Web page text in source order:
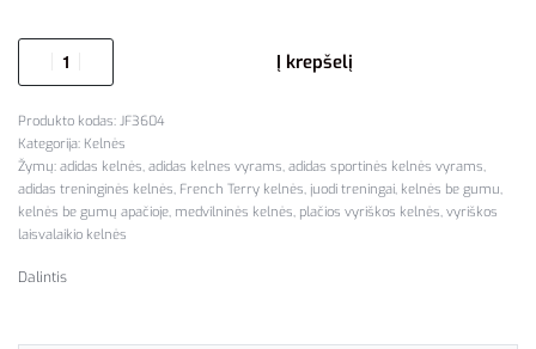
Į krepšelį
JF3604
Kategorija: Kelnės
Žymų: adidas kelnės, adidas kelnes vyrams, adidas sportinės kelnės vyrams,
adidas treninginės kelnės, French Terry kelnės, juodi treningai, kelnės be gumu,
kelnės be gumų apačioje, medvilninės kelnės, plačios vyriškos kelnės, vyriškos
laisvalaikio kelnės
Dalintis